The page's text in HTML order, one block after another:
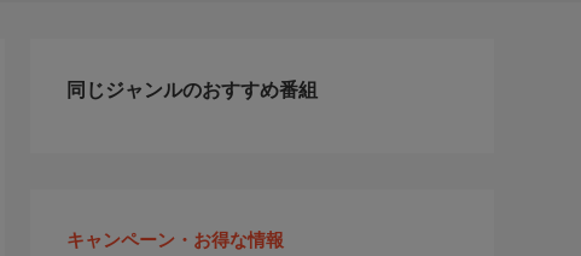
同じジャンルのおすすめ番組
キャンペーン・お得な情報